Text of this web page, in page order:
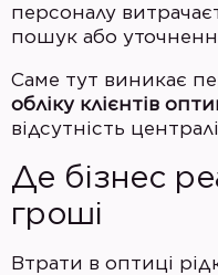
персоналу
пошук або
Саме тут виникає
обліку клієнтів
відсутність
Де бізнес
гроші
Втрати в оптиці